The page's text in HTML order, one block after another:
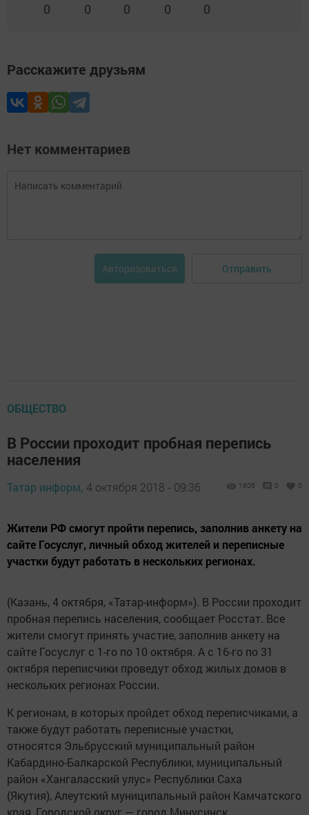
0 0 0 0 0
Расскажите друзьям
Нет комментариев
Авторизоваться Отправить
ОБЩЕСТВО
В России проходит пробная перепись
населения
Татар информ, 4 октября 2018 - 09:36 1605 0 0
Жители РФ смогут пройти перепись, заполнив анкету на
сайте Госуслуг, личный обход жителей и переписные
участки будут работать в нескольких регионах.
(Казань, 4 октября, «Татар-информ»). В России проходит
пробная перепись населения, сообщает Росстат. Все
жители смогут принять участие, заполнив анкету на
сайте Госуслуг с 1-го по 10 октября. А с 16-го по 31
октября переписчики проведут обход жилых домов в
нескольких регионах России.
К регионам, в которых пройдет обход переписчиками, а
также будут работать переписные участки,
относятся Эльбрусский муниципальный район
Кабардино-Балкарской Республики, муниципальный
район «Хангаласский улус» Республики Саха
(Якутия), Алеутский муниципальный район Камчатского